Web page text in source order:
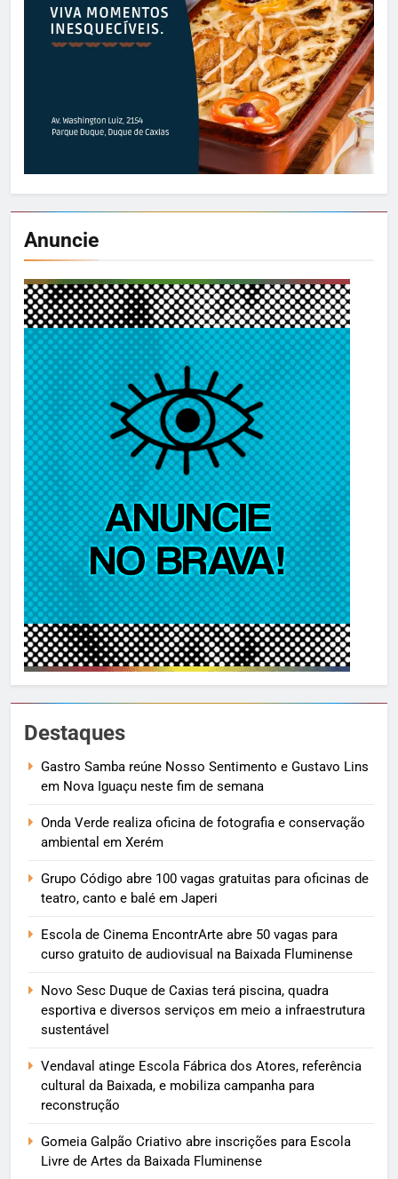
Anuncie
Destaques
Gastro Samba reúne Nosso Sentimento e Gustavo Lins
em Nova Iguaçu neste fim de semana
Onda Verde realiza oficina de fotografia e conservação
ambiental em Xerém
Grupo Código abre 100 vagas gratuitas para oficinas de
teatro, canto e balé em Japeri
Escola de Cinema EncontrArte abre 50 vagas para
curso gratuito de audiovisual na Baixada Fluminense
Novo Sesc Duque de Caxias terá piscina, quadra
esportiva e diversos serviços em meio a infraestrutura
sustentável
Vendaval atinge Escola Fábrica dos Atores, referência
cultural da Baixada, e mobiliza campanha para
reconstrução
Gomeia Galpão Criativo abre inscrições para Escola
Livre de Artes da Baixada Fluminense